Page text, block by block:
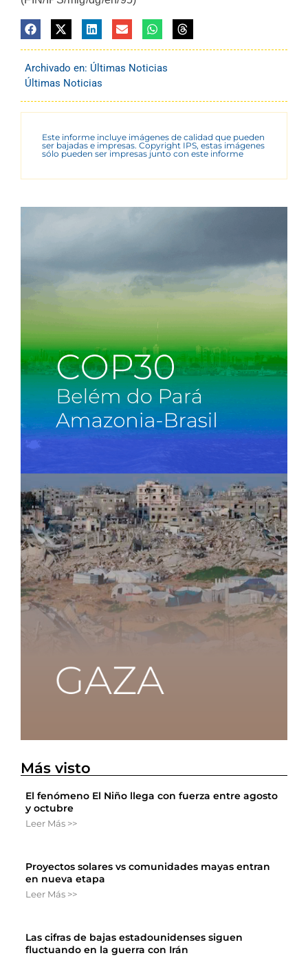
Archivado en: Últimas Noticias
Últimas Noticias
Este informe incluye imágenes de calidad que pueden
ser bajadas e impresas. Copyright IPS, estas imágenes
sólo pueden ser impresas junto con este informe
Más visto
El fenómeno El Niño llega con fuerza entre agosto
y octubre
Leer Más >>
Proyectos solares vs comunidades mayas entran
en nueva etapa
Leer Más >>
Las cifras de bajas estadounidenses siguen
fluctuando en la guerra con Irán